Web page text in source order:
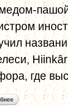
где
о ункяр-